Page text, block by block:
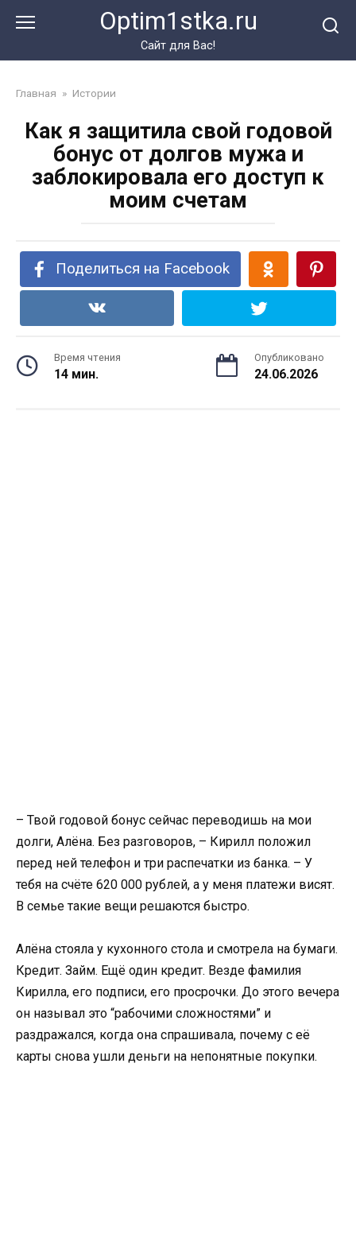
Optim1stka.ru
Сайт для Вас!
Главная » Истории
Как я защитила свой годовой
бонус от долгов мужа и
заблокировала его доступ к
моим счетам
Поделиться на Facebook
Время чтения
14 мин.
Опубликовано
24.06.2026
– Твой годовой бонус сейчас переводишь на мои
долги, Алёна. Без разговоров, – Кирилл положил
перед ней телефон и три распечатки из банка. – У
тебя на счёте 620 000 рублей, а у меня платежи висят.
В семье такие вещи решаются быстро.
Алёна стояла у кухонного стола и смотрела на бумаги.
Кредит. Займ. Ещё один кредит. Везде фамилия
Кирилла, его подписи, его просрочки. До этого вечера
он называл это “рабочими сложностями” и
раздражался, когда она спрашивала, почему с её
карты снова ушли деньги на непонятные покупки.